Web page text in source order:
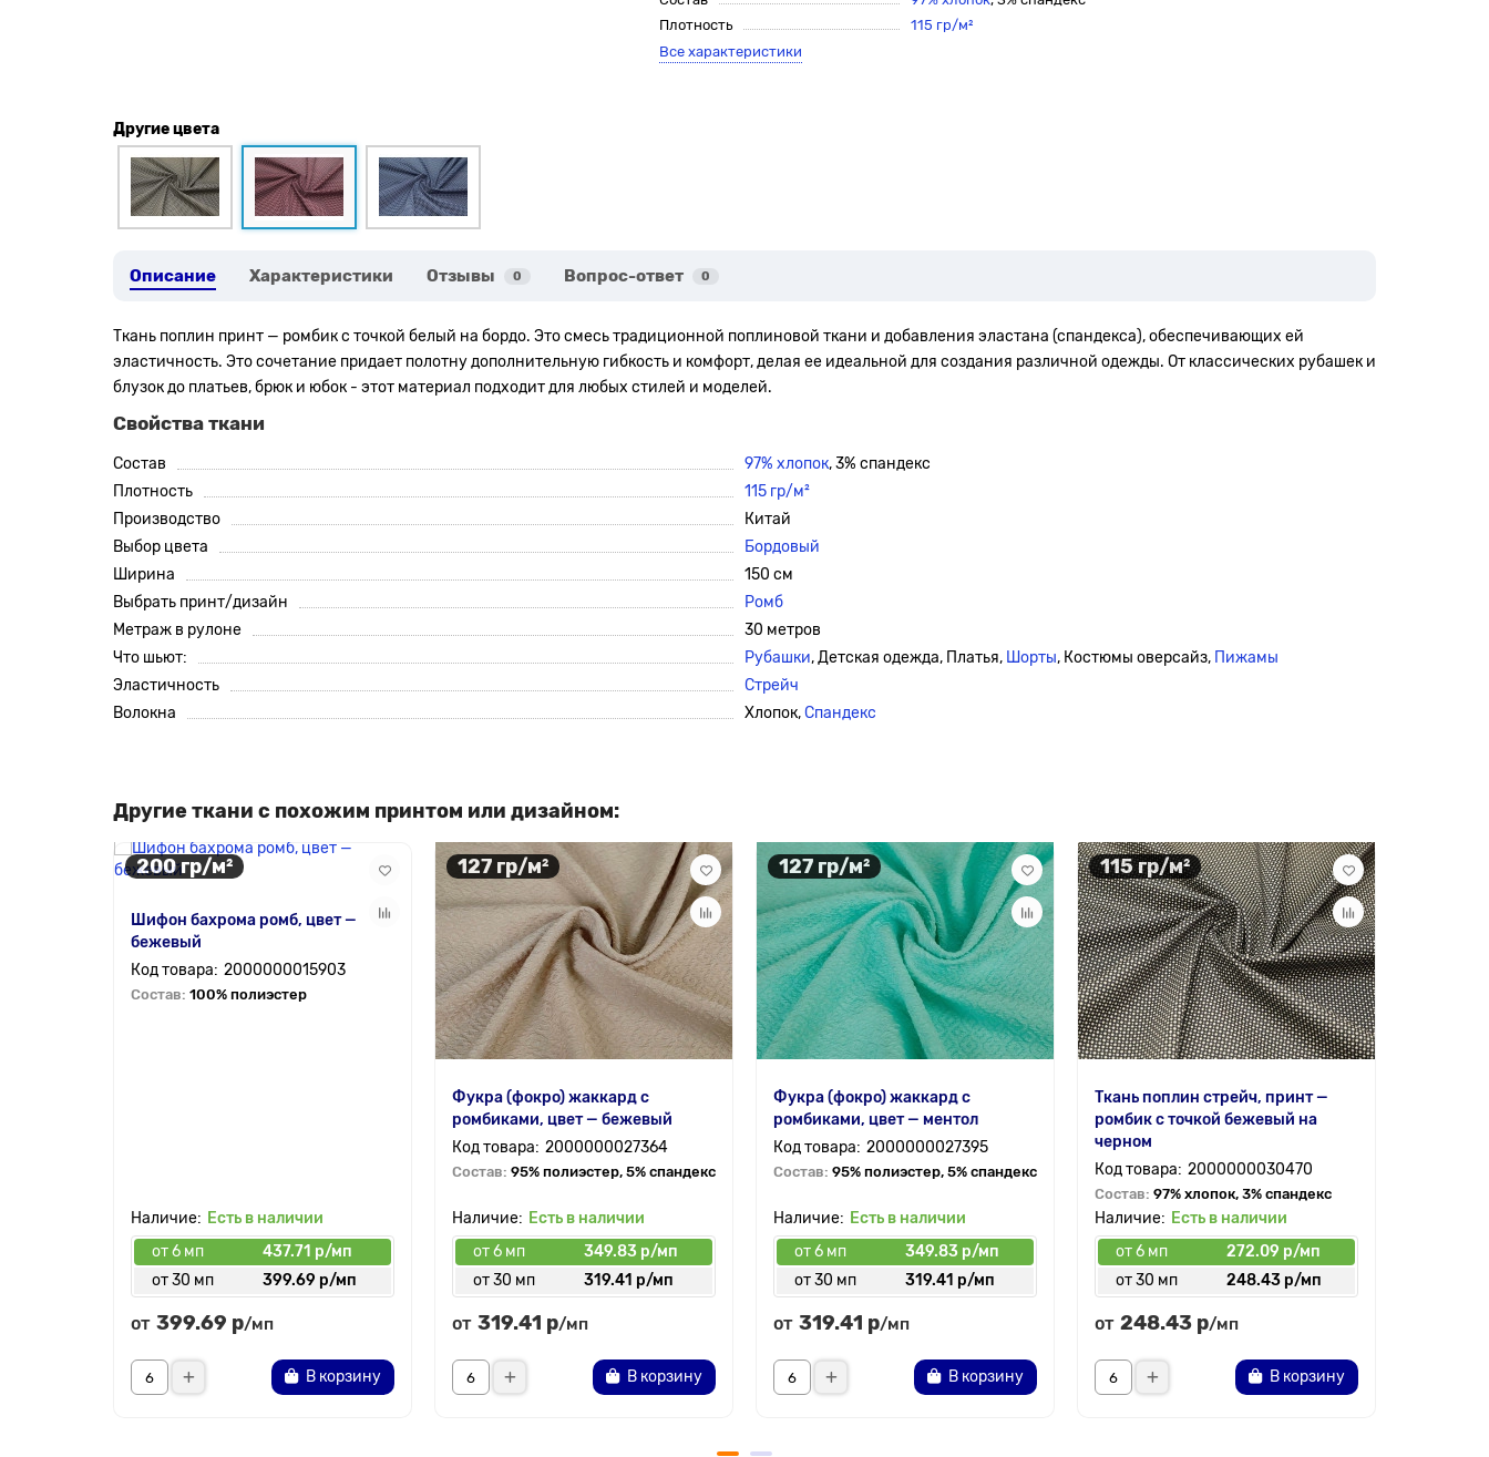
Плотность
115 гр/м²
Все характеристики
Другие цвета
Описание Характеристики Отзывы 0 Вопрос-ответ 0
Ткань поплин принт — ромбик с точкой белый на бордо. Это смесь традиционной поплиновой ткани и добавления эластана (спандекса), обеспечивающих ей
эластичность. Это сочетание придает полотну дополнительную гибкость и комфорт, делая ее идеальной для создания различной одежды. От классических рубашек и
блузок до платьев, брюк и юбок - этот материал подходит для любых стилей и моделей.
Свойства ткани
Состав 97% хлопок, 3% спандекс
Плотность
115 гр/м²
Производство
Китай
Выбор цвета
Бордовый
Ширина
150 см
Выбрать принт/дизайн
Ромб
Метраж в рулоне
30 метров
Что шьют:
Рубашки, Детская одежда, Платья, Шорты, Костюмы оверсайз, Пижамы
Эластичность
Стрейч
Волокна
Хлопок,Спандекс
Другие ткани с похожим принтом или дизайном:
200 гр/м²
Шифон бахрома ромб, цвет —
бежевый
2000000015903
Состав: 100% полиэстер
Есть в наличии
от 6 мп
437.71 р/мп
от 30 мп
399.69 р/мп
от 399.69 р/мп
В корзину
127 гр/м²
Фукра (фокро) жаккард с
ромбиками, цвет — бежевый
2000000027364
Состав: 95% полиэстер, 5% спандекс
Есть в наличии
от 6 мп
349.83 р/мп
от 30 мп
319.41 р/мп
от 319.41 р/мп
В корзину
127 гр/м²
Фукра (фокро) жаккард с
ромбиками, цвет — ментол
2000000027395
Состав: 95% полиэстер, 5% спандекс
Есть в наличии
от 6 мп
349.83 р/мп
от 30 мп
319.41 р/мп
от 319.41 р/мп
В корзину
115 гр/м²
Ткань поплин стрейч, принт —
ромбик с точкой бежевый на
черном
2000000030470
Состав: 97% хлопок, 3% спандекс
Есть в наличии
от 6 мп
272.09 р/мп
от 30 мп
248.43 р/мп
от 248.43 р/мп
В корзину